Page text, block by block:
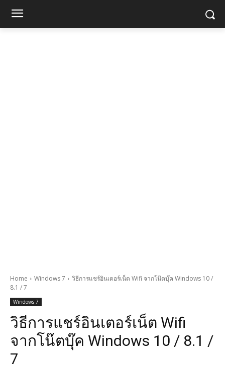
Home Windows 7
วิธีการแชร์อินเตอร์เน็ต Wifi จากโน๊ตบุ๊ค Windows 10 /
8.1 / 7
Windows 7
วิธีการแชร์อินเตอร์เน็ต Wifi
จากโน๊ตบุ๊ค Windows 10 / 8.1 /
7